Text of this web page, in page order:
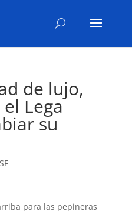
de lujo,
Lega
su
para las pepineras